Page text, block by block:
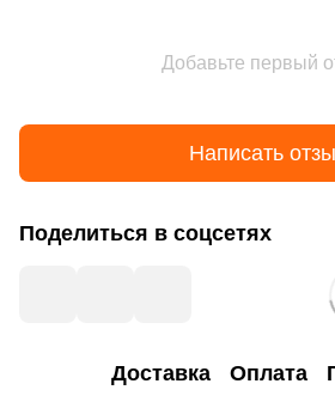
Добавьте первый
Написать
Поделиться в соцсетях
Доставка Оплата